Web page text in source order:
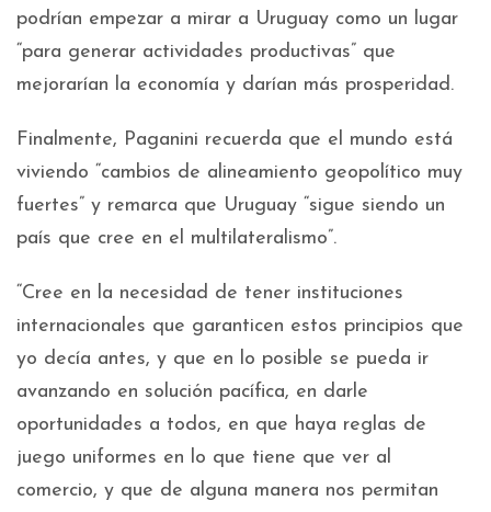
podrían empezar a mirar a Uruguay como un lugar
“para generar actividades productivas” que
mejorarían la economía y darían más prosperidad.
Finalmente, Paganini recuerda que el mundo está
viviendo “cambios de alineamiento geopolítico muy
fuertes” y remarca que Uruguay “sigue siendo un
país que cree en el multilateralismo”.
“Cree en la necesidad de tener instituciones
internacionales que garanticen estos principios que
yo decía antes, y que en lo posible se pueda ir
avanzando en solución pacífica, en darle
oportunidades a todos, en que haya reglas de
juego uniformes en lo que tiene que ver al
comercio, y que de alguna manera nos permitan